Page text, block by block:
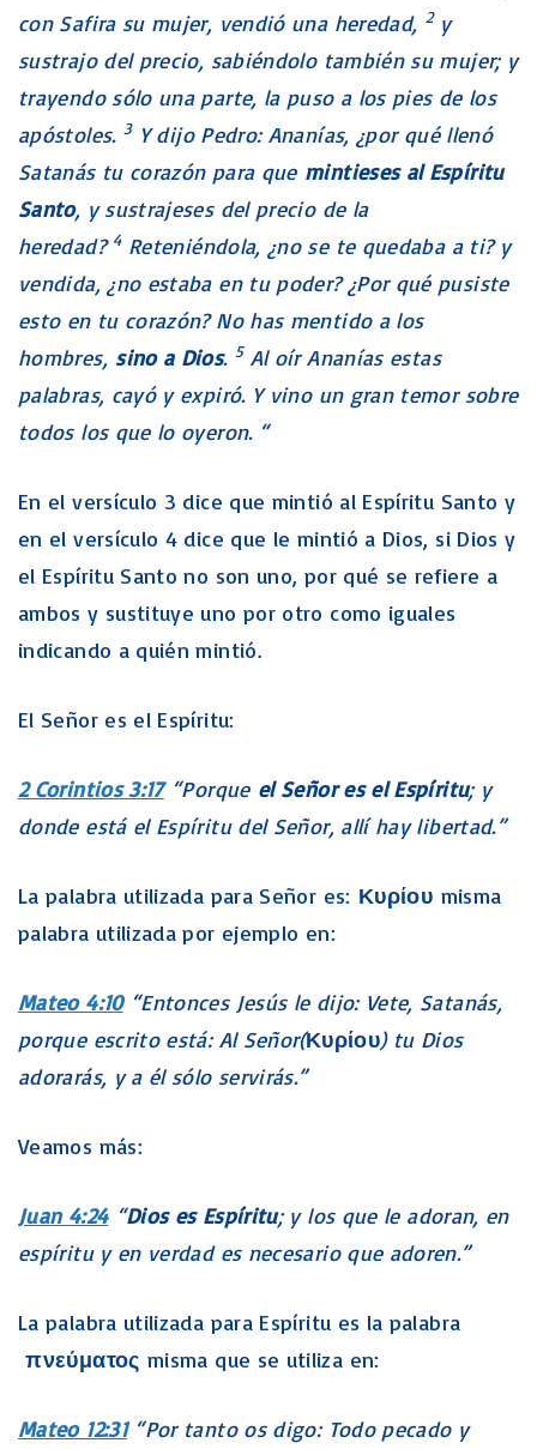
con Safira su mujer, vendió una heredad, 2 y
sustrajo del precio, sabiéndolo también su mujer; y
trayendo sólo una parte, la puso a los pies de los
apóstoles. 3 Y dijo Pedro: Ananías, ¿por qué llenó
Satanás tu corazón para que mintieses al Espíritu
Santo, y sustrajeses del precio de la
heredad? 4 Reteniéndola, ¿no se te quedaba a ti? y
vendida, ¿no estaba en tu poder? ¿Por qué pusiste
esto en tu corazón? No has mentido a los
hombres, sino a Dios. 5 Al oír Ananías estas
palabras, cayó y expiró. Y vino un gran temor sobre
todos los que lo oyeron. “
En el versículo 3 dice que mintió al Espíritu Santo y
en el versículo 4 dice que le mintió a Dios, si Dios y
el Espíritu Santo no son uno, por qué se refiere a
ambos y sustituye uno por otro como iguales
indicando a quién mintió.
El Señor es el Espíritu:
2 Corintios 3:17“Porque el Señor es el Espíritu; y
donde está el Espíritu del Señor, allí hay libertad.”
La palabra utilizada para Señor es: Κυρίου misma
palabra utilizada por ejemplo en:
Mateo 4:10“Entonces Jesús le dijo: Vete, Satanás,
porque escrito está: Al Señor(Κυρίου) tu Dios
adorarás, y a él sólo servirás.”
Veamos más:
Juan 4:24“Dios es Espíritu; y los que le adoran, en
espíritu y en verdad es necesario que adoren.”
La palabra utilizada para Espíritu es la palabra
πνεύματος misma que se utiliza en:
Mateo 12:31“Por tanto os digo: Todo pecado y